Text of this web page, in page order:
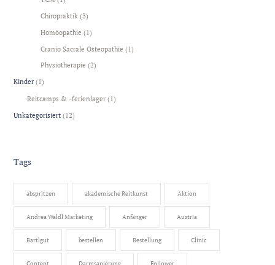
Chiropraktik (3)
Homöopathie (1)
Cranio Sacrale Osteopathie (1)
Physiotherapie (2)
Kinder (1)
Reitcamps & -ferienlager (1)
Unkategorisiert (12)
Tags
abspritzen akademische Reitkunst Aktion
Andrea Waldl Marketing Anfänger Austria
Bartlgut bestellen Bestellung Clinic
Content Darmsanierung Follower